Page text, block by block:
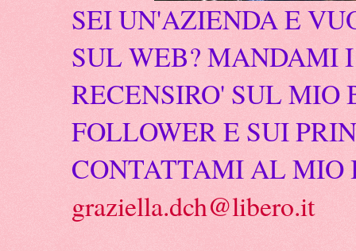
SEI UN'AZIENDA E
SUL WEB? MANDAMI
RECENSIRO' SUL
FOLLOWER E SUI
CONTATTAMI AL
graziella.dch@libero.it